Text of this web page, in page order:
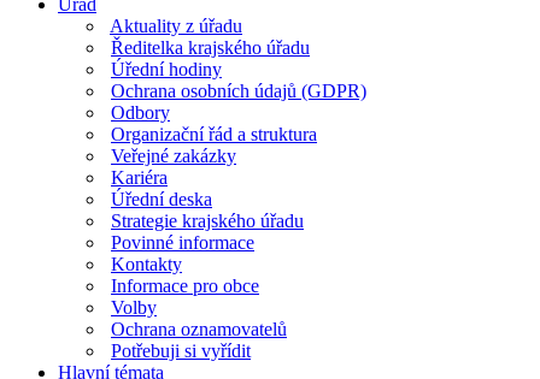
Úřad
Aktuality z úřadu
Ředitelka krajského úřadu
Úřední hodiny
Ochrana osobních údajů (GDPR)
Odbory
Organizační řád a struktura
Veřejné zakázky
Kariéra
Úřední deska
Strategie krajského úřadu
Povinné informace
Kontakty
Informace pro obce
Volby
Ochrana oznamovatelů
Potřebuji si vyřídit
Hlavní témata